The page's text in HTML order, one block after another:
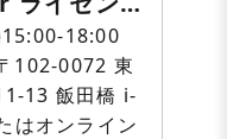
18:00
102-0072 東
13 飯田橋 i-
はオンライン